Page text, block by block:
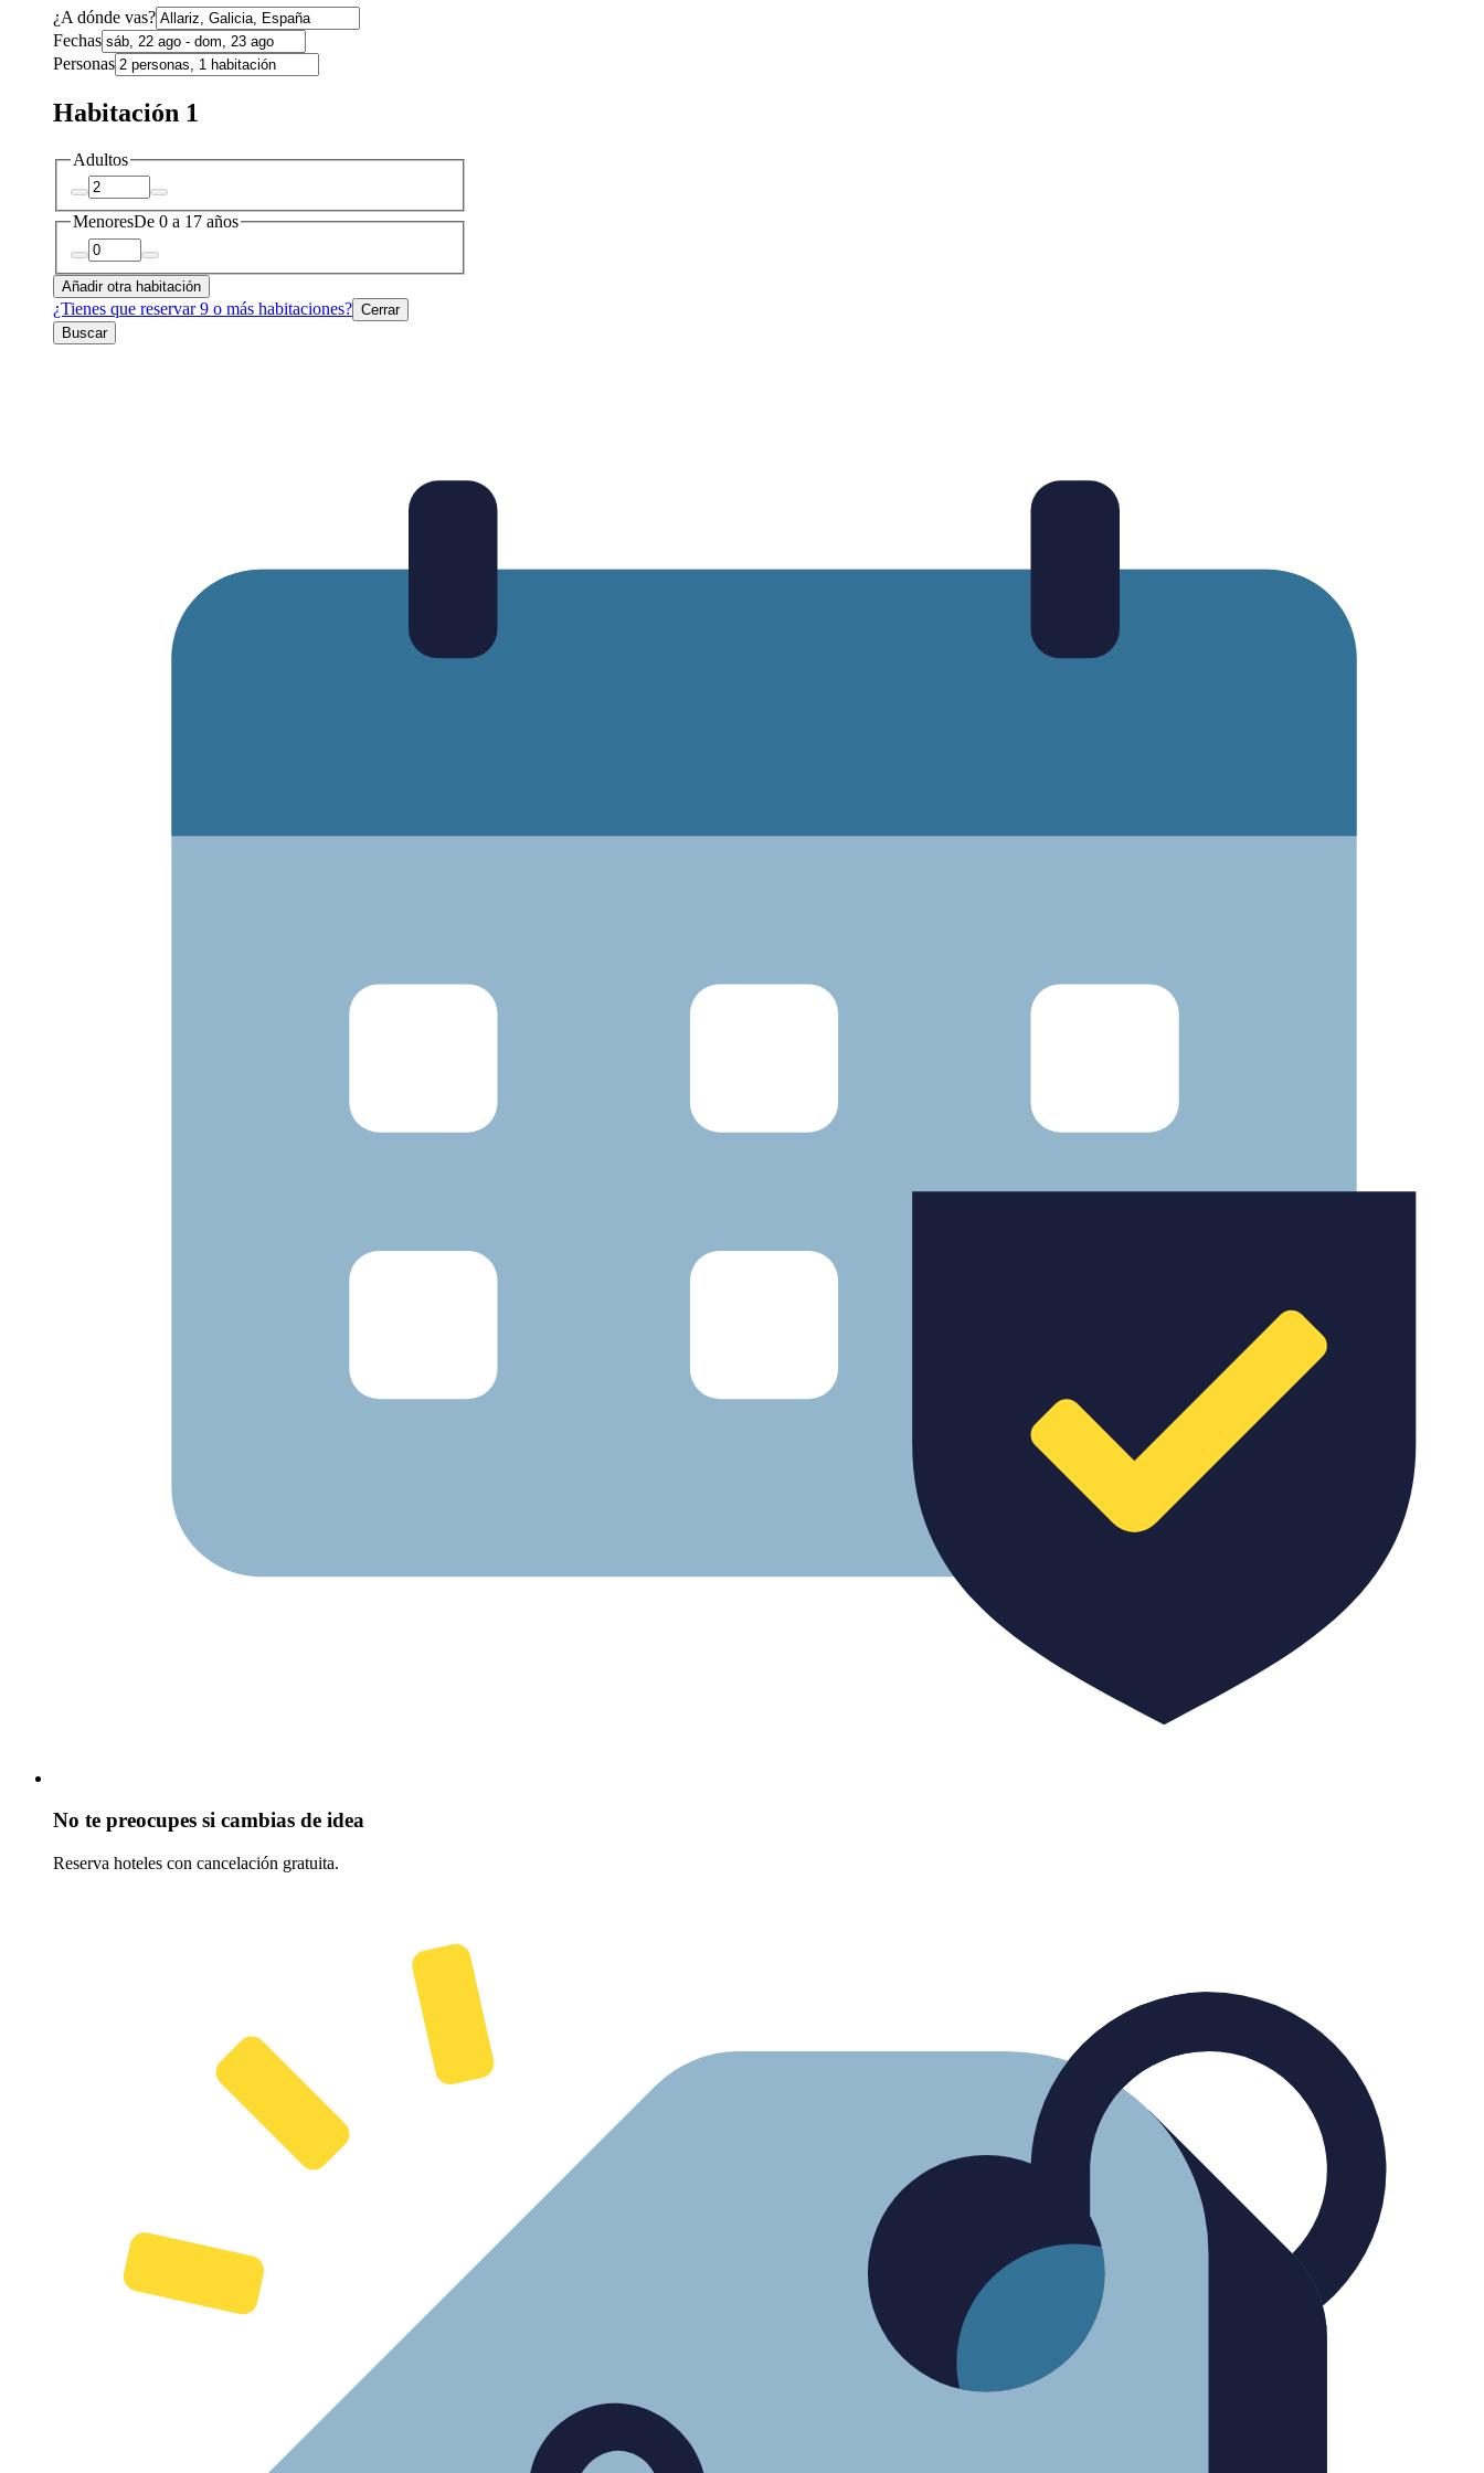
¿A dónde vas?
Fechas
Personas
Habitación 1
Adultos
MenoresDe 0 a 17 años
Añadir otra habitación
¿Tienes que reservar 9 o más habitaciones? Cerrar
Buscar
No te preocupes si cambias de idea
Reserva hoteles con cancelación gratuita.